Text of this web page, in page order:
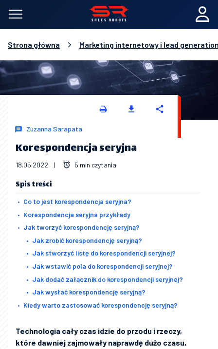
Strona główna Marketing internetowy i lead
Zuzanna Sarapata
Korespondencja seryjna
18.05.2022 | 5 min czytania
Spis treści
Co to jest korespondencja seryjna?
Korespondencja seryjna przykłady
Jak tworzyć korespondencję seryjną?
Jak zrobić korespondencję seryjną?
Jak stworzyć listę do korespondencji seryjnej?
Jak wstawić pola do korespondencji seryjnej?
Jak dodać załącznik do korespondencji seryjnej?
Jak wysłać korespondencję seryjną?
Kiedy warto zastosować korespondencję seryjną?
Technologia cały czas idzie do przodu i rzeczy,
które dawniej zajmowały naprawdę dużo czasu,